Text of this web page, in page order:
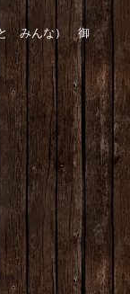
みんな） 御